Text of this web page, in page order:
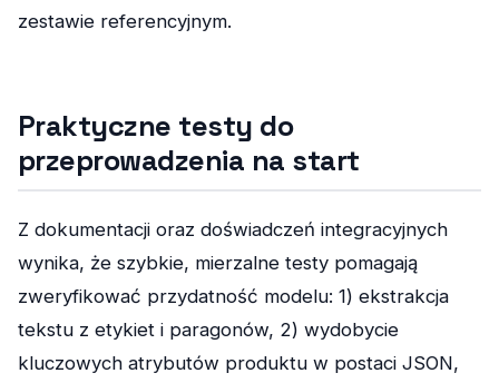
zestawie referencyjnym.
Praktyczne testy do
przeprowadzenia na start
Z dokumentacji oraz doświadczeń integracyjnych
wynika, że szybkie, mierzalne testy pomagają
zweryfikować przydatność modelu: 1) ekstrakcja
tekstu z etykiet i paragonów, 2) wydobycie
kluczowych atrybutów produktu w postaci JSON,